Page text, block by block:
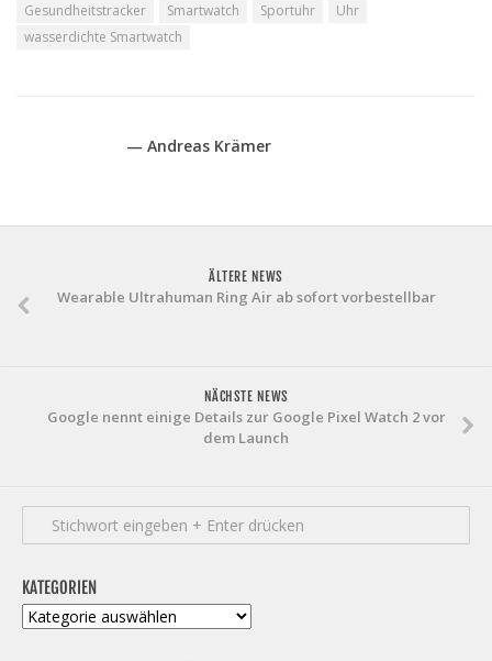
Gesundheitstracker
Smartwatch Sportuhr
Uhr
wasserdichte Smartwatch
— Andreas Krämer
ÄLTERE NEWS
Wearable Ultrahuman Ring Air ab sofort vorbestellbar
NÄCHSTE NEWS
Google nennt einige Details zur Google Pixel Watch 2 vor
dem Launch
KATEGORIEN
Kategorien